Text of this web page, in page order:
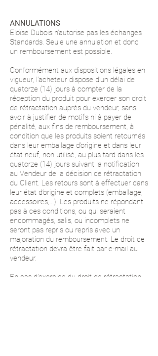
ANNULATIONS
Eloïse Dubois n’autorise pas les échanges
Standards. Seule une annulation et donc
un remboursement est possible.
Conformément aux dispositions légales en
vigueur, l’acheteur dispose d’un délai de
quatorze (14) jours à compter de la
réception du produit pour exercer son droit
de rétractation auprès du vendeur, sans
avoir à justifier de motifs ni à payer de
pénalité, aux fins de remboursement, à
condition que les produits soient retournés
dans leur emballage d’origine et dans leur
état neuf, non utilisé, au plus tard dans les
quatorze (14) jours suivant la notification
au Vendeur de la décision de rétractation
du Client. Les retours sont à effectuer dans
leur état d’origine et complets (emballage,
accessoires,…). Les produits ne répondant
pas à ces conditions, ou qui seraient
endommagés, salis, ou incomplets ne
seront pas repris ou repris avec un
majoration du remboursement. Le droit de
rétractation devra être fait par e-mail au
vendeur.
En cas d’exercice du droit de rétractation